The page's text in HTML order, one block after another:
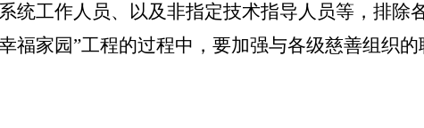
统工作人员、以及非指定技术指导人员等，排除
福家园”工程的过程中，要加强与各级慈善组织